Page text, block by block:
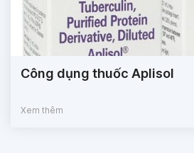
Công dụng thuốc Aplisol
Xem thêm